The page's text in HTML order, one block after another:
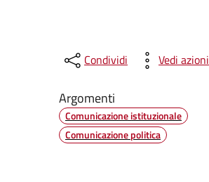
Condividi Vedi azioni
Argomenti
Comunicazione istituzionale
Comunicazione politica